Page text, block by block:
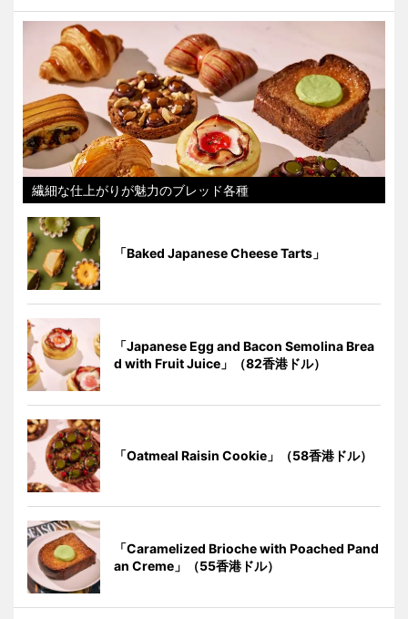
繊細な仕上がりが魅力のブレッド各種
「Baked Japanese Cheese Tarts」
「Japanese Egg and Bacon Semolina Brea
d with Fruit Juice」（82香港ドル）
「Oatmeal Raisin Cookie」（58香港ドル）
「Caramelized Brioche with Poached Pand
an Creme」（55香港ドル）